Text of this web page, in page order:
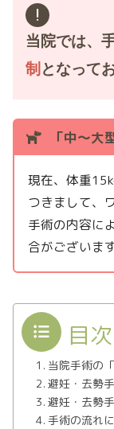
当院では、
制 となって
「中～大
現在、体重
つきまして、
手術の内容に
合がございま
目次
当院手術の
避妊・去勢
避妊・去勢
手術の流れ